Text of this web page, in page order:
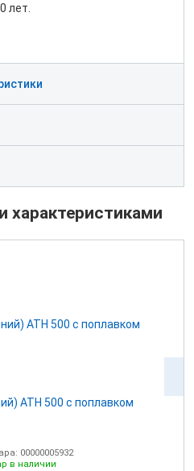
лет.
Бак для воды (синий) ATH 500 с поплавком
00000005932
в наличии